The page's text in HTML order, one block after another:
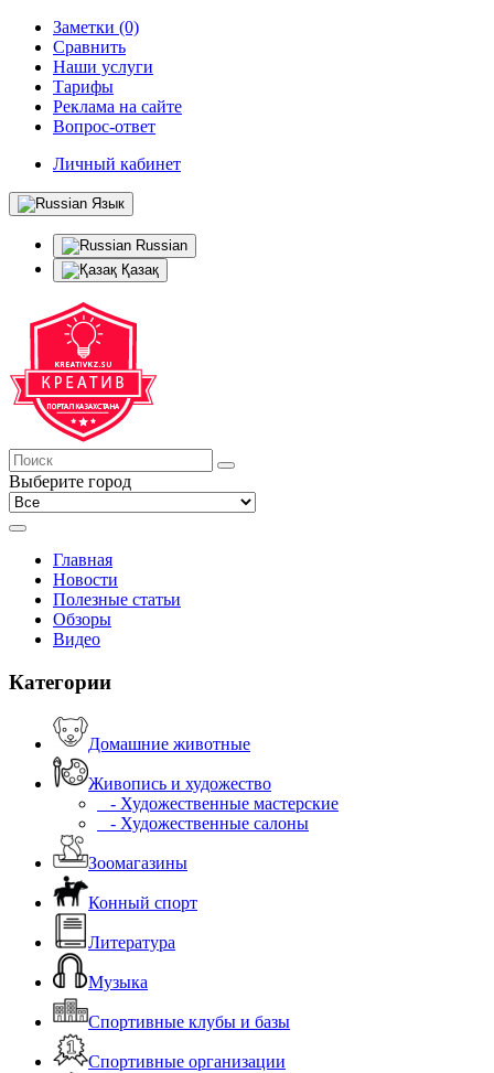
Заметки (0)
Сравнить
Наши услуги
Тарифы
Реклама на сайте
Вопрос-ответ
Личный кабинет
Язык
Russian
Қазақ
Выберите город
Главная
Новости
Полезные статьи
Обзоры
Видео
Категории
Домашние животные
Живопись и художество
- Художественные мастерские
- Художественные салоны
Зоомагазины
Конный спорт
Литература
Музыка
Спортивные клубы и базы
Спортивные организации